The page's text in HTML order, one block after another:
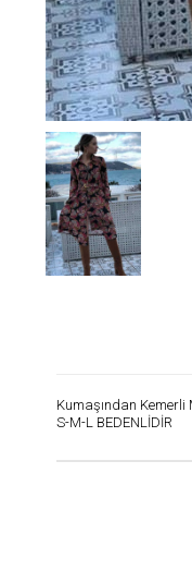
Kumaşından Kemerli
S-M-L BEDENLİDİR